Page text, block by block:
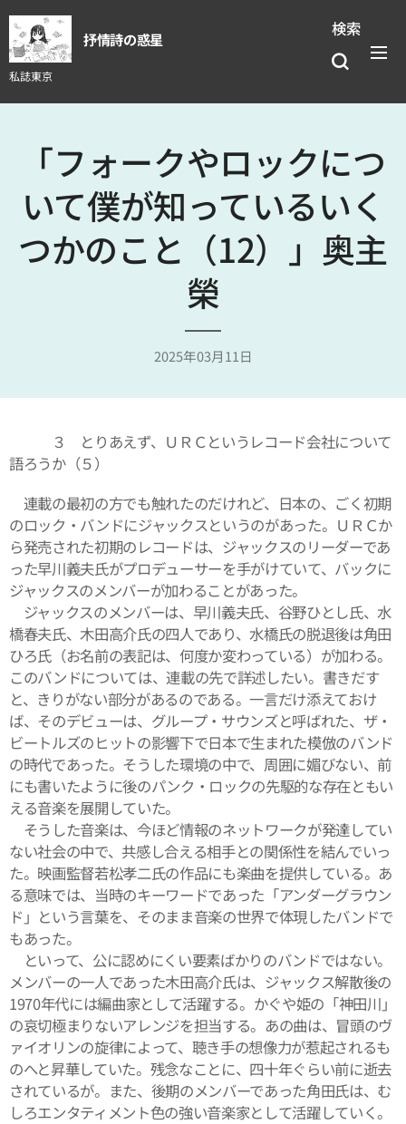
抒情詩の惑星
私誌東京
検索
「フォークやロックにつ
いて僕が知っているいく
つかのこと（12）」奥主
榮
2025年03月11日
３ とりあえず、ＵＲＣというレコード会社について
語ろうか（５）
連載の最初の方でも触れたのだけれど、日本の、ごく初期
のロック・バンドにジャックスというのがあった。ＵＲＣか
ら発売された初期のレコードは、ジャックスのリーダーであ
った早川義夫氏がプロデューサーを手がけていて、バックに
ジャックスのメンバーが加わることがあった。
ジャックスのメンバーは、早川義夫氏、谷野ひとし氏、水
橋春夫氏、木田高介氏の四人であり、水橋氏の脱退後は角田
ひろ氏（お名前の表記は、何度か変わっている）が加わる。
このバンドについては、連載の先で詳述したい。書きだす
と、きりがない部分があるのである。一言だけ添えておけ
ば、そのデビューは、グループ・サウンズと呼ばれた、ザ・
ビートルズのヒットの影響下で日本で生まれた模倣のバンド
の時代であった。そうした環境の中で、周囲に媚びない、前
にも書いたように後のパンク・ロックの先駆的な存在ともい
える音楽を展開していた。
そうした音楽は、今ほど情報のネットワークが発達してい
ない社会の中で、共感し合える相手との関係性を結んでいっ
た。映画監督若松孝二氏の作品にも楽曲を提供している。あ
る意味では、当時のキーワードであった「アンダーグラウン
ド」という言葉を、そのまま音楽の世界で体現したバンドで
もあった。
といって、公に認めにくい要素ばかりのバンドではない。
メンバーの一人であった木田高介氏は、ジャックス解散後の
1970年代には編曲家として活躍する。かぐや姫の「神田川」
の哀切極まりないアレンジを担当する。あの曲は、冒頭のヴ
ァイオリンの旋律によって、聴き手の想像力が惹起されるも
のへと昇華していた。残念なことに、四十年ぐらい前に逝去
されているが。また、後期のメンバーであった角田氏は、む
しろエンタティメント色の強い音楽家として活躍していく。